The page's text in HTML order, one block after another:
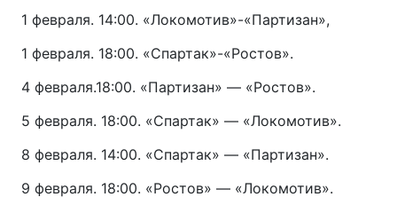
1 февраля. 14:00. «Локомотив»-«Партизан»,
1 февраля. 18:00. «Спартак»-«Ростов».
4 февраля.18:00. «Партизан» — «Ростов».
5 февраля. 18:00. «Спартак» — «Локомотив».
8 февраля. 14:00. «Спартак» — «Партизан».
9 февраля. 18:00. «Ростов» — «Локомотив».